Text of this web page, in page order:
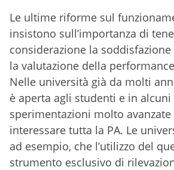
Le ultime riforme sul
insistono sull’importanza di
considerazione la
la valutazione della
Nelle università già da molti
è aperta agli studenti e in alcuni
sperimentazioni molto
interessare tutta la PA. Le
ad esempio, che l’utilizzo del
strumento esclusivo di